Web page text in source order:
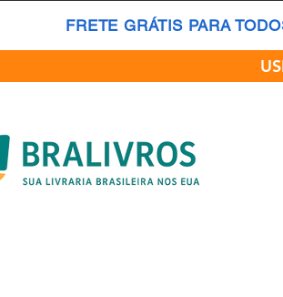
FRETE GRÁTIS PARA